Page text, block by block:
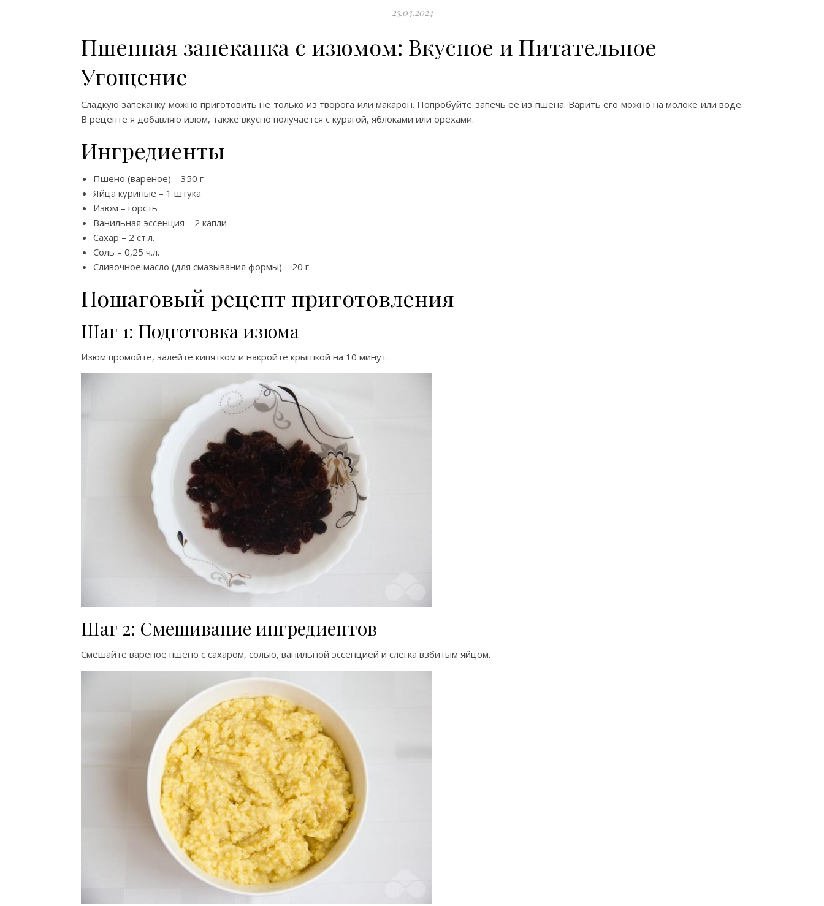
25.03.2024
Пшенная запеканка с изюмом: Вкусное и Питательное
Угощение
Сладкую запеканку можно приготовить не только из творога или макарон. Попробуйте запечь её из пшена. Варить его можно на молоке или воде.
В рецепте я добавляю изюм, также вкусно получается с курагой, яблоками или орехами.
Ингредиенты
Пшено (вареное) – 350 г
Яйца куриные – 1 штука
Изюм – горсть
Ванильная эссенция – 2 капли
Сахар – 2 ст.л.
Соль – 0,25 ч.л.
Сливочное масло (для смазывания формы) – 20 г
Пошаговый рецепт приготовления
Шаг 1: Подготовка изюма
Изюм промойте, залейте кипятком и накройте крышкой на 10 минут.
Шаг 2: Смешивание ингредиентов
Смешайте вареное пшено с сахаром, солью, ванильной эссенцией и слегка взбитым яйцом.